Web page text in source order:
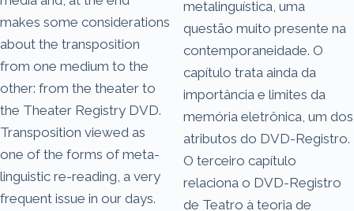
makes some considerations
about the transposition
from one medium to the
other: from the theater to
the Theater Registry DVD.
Transposition viewed as
one of the forms of meta-
linguistic re-reading, a very
frequent issue in our days.
metalinguística, uma
questão muito presente na
contemporaneidade. O
capítulo trata ainda da
importância e limites da
memória eletrônica, um dos
atributos do DVD-Registro.
O terceiro capítulo
relaciona o DVD-Registro
de Teatro à teoria de